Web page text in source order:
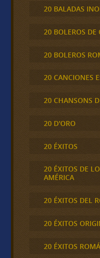
20 BALADAS
20 BOLEROS DE
20 BOLEROS
20 CANCIONES
20 CHANSONS
20 D'ORO
20 ÉXITOS
20 ÉXITOS DE
AMÉRICA
20 ÉXITOS DEL
20 ÉXITOS
20 ÉXITOS